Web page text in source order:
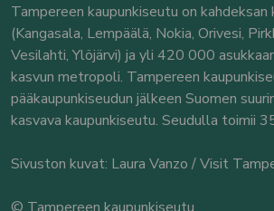
Tampereen kaupunkiseutu on kahdeksan
(Kangasala, Lempäälä, Nokia, Orivesi,
Vesilahti, Ylöjärvi) ja yli 420 000
kasvun metropoli. Tampereen
pääkaupunkiseudun jälkeen Suomen
kasvava kaupunkiseutu. Seudulla toimii
Sivuston kuvat: Laura Vanzo / Visit